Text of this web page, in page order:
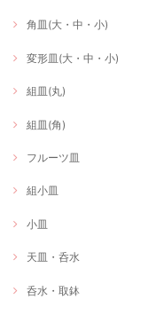
角皿(大・中・小)
変形皿(大・中・小)
組皿(丸)
組皿(角)
フルーツ皿
組小皿
小皿
天皿・呑水
呑水・取鉢